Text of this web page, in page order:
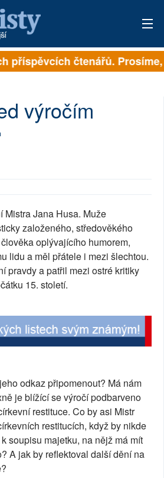
čtenářů. Prosíme,
výročím
Mistra Jana Husa. Muže
založeného, středověkého
oplývajícího humorem,
lidu a měl přátele i mezi šlechtou.
pravdy a patřil mezi ostré kritiky
15. století.
odkaz připomenout? Má nám
je blížící se výročí podbarveno
restituce. Co by asi Mistr
restitucích, když by nikde
soupisu majetku, na nějž má mít
A jak by reflektoval další dění na